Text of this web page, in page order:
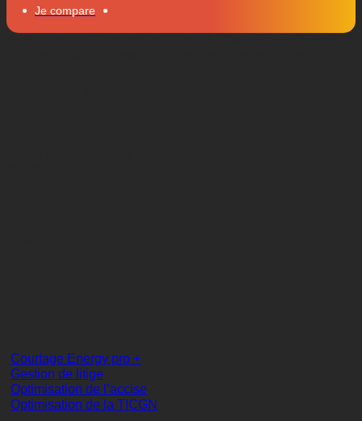
Je compare
Courtage Energy pro +
Gestion de litige
Optimisation de l’accise
Optimisation de la TICGN